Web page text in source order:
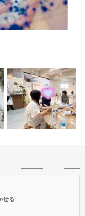
本当の自分を知っていく
せる